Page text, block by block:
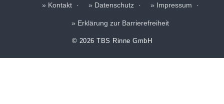
Kontakt Datenschutz Impressum
Erklärung zur Barrierefreiheit
© 2026 TBS Rinne GmbH